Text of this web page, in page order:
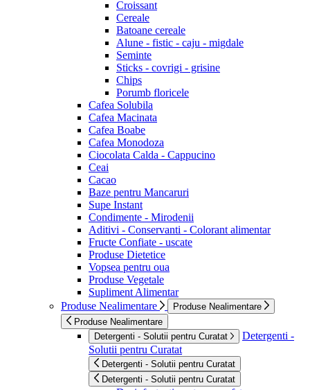
Croissant
Cereale
Batoane cereale
Alune - fistic - caju - migdale
Seminte
Sticks - covrigi - grisine
Chips
Porumb floricele
Cafea Solubila
Cafea Macinata
Cafea Boabe
Cafea Monodoza
Ciocolata Calda - Cappucino
Ceai
Cacao
Baze pentru Mancaruri
Supe Instant
Condimente - Mirodenii
Aditivi - Conservanti - Colorant alimentar
Fructe Confiate - uscate
Produse Dietetice
Vopsea pentru oua
Produse Vegetale
Supliment Alimentar
Produse Nealimentare
Produse Nealimentare
Produse Nealimentare
Detergenti - Solutii pentru Curatat
Detergenti -
Solutii pentru Curatat
Detergenti - Solutii pentru Curatat
Detergenti - Solutii pentru Curatat